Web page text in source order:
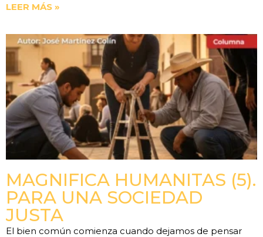
LEER MÁS »
MAGNIFICA HUMANITAS (5).
PARA UNA SOCIEDAD
JUSTA
El bien común comienza cuando dejamos de pensar